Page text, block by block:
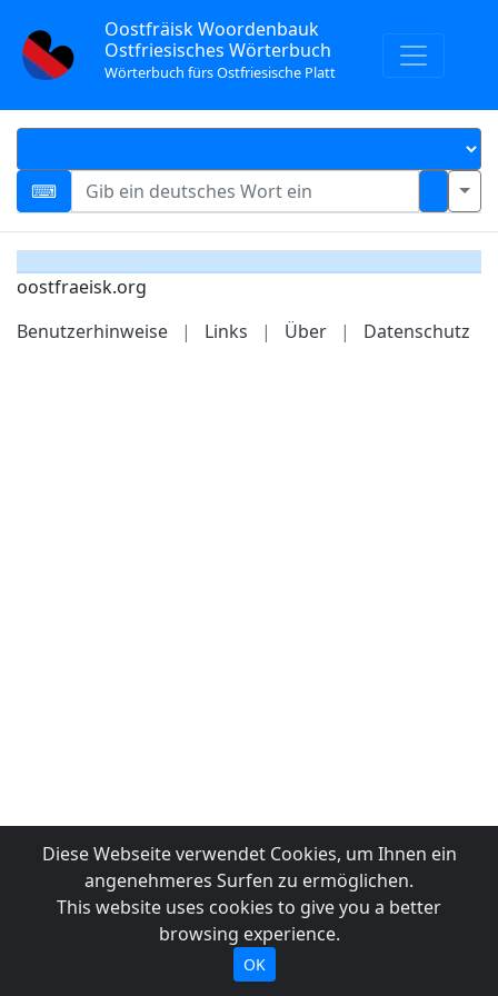
Oostfräisk Woordenbauk
Ostfriesisches Wörterbuch
Wörterbuch fürs Ostfriesische Platt
oostfraeisk.org
Benutzerhinweise
| Links | Über | Datenschutz
Diese Webseite verwendet Cookies, um Ihnen ein
angenehmeres Surfen zu ermöglichen.
This website uses cookies to give you a better
browsing experience.
OK